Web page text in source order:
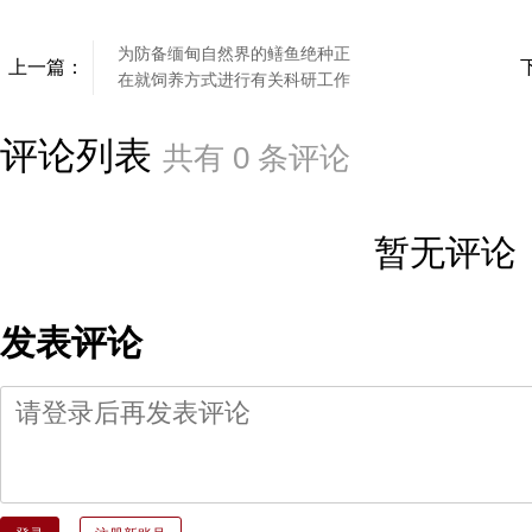
上一篇：
为防备缅甸自然界的鳝鱼绝种正
在就饲养方式进行有关科研工作
评论列表 共有 0 条评论
暂无评论
发表评论